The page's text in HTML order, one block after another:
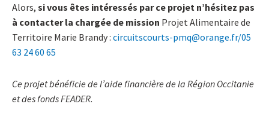
Alors, si vous êtes intéressés par ce projet n’hésitez pas
à contacter la chargée de mission Projet Alimentaire de
Territoire Marie Brandy : circuitscourts-pmq@orange.fr/05
63 24 60 65
Ce projet bénéficie de l’aide financière de la Région Occitanie
et des fonds FEADER.